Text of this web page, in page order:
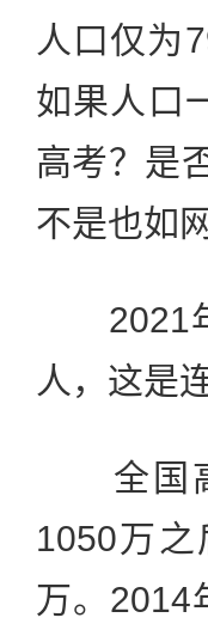
人口仅为
如果人口
高考？是
不是也如
2021年
人，这是
全国高
1050万
万。2014